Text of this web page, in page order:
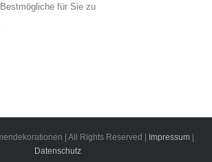
für Sie zu
| All Rights Reserved | Impressum|
Datenschutz